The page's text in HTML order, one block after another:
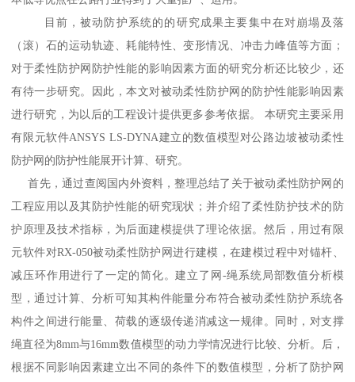
目前，被动防护系统的的研究成果主要集中在对崩塌及落
（滚）石的运动轨迹、耗能特性、变形情况、冲击力峰值等方面；
对于柔性防护网防护性能的影响因素方面的研究分析还比较少，还
有待一步研究。因此，本文对被动柔性防护网的防护性能影响因素
进行研究，为以后的工程设计提供更多参考依据。 本研究主要采用
有限元软件ANSYS LS-DYNA建立的数值模型对公路边坡被动柔性
防护网的防护性能展开计算、研究。
首先，通过查阅国内外资料，整理总结了关于被动柔性防护网的
工程应用以及其防护性能的研究现状；并介绍了柔性防护技术的防
护原理及技术指标，为后面建模提供了理论依据。然后，用过有限
元软件对RX-050被动柔性防护网进行建模，在建模过程中对锚杆、
减压环作用进行了一定的简化。建立了网-绳系统局部数值分析模
型，通过计算、分析可知其构件能量分布符合被动柔性防护系统各
构件之间进行能量、荷载的逐级传递消减这一规律。同时，对支撑
绳直径为8mm与16mm数值模型的动力学情况进行比较、分析。后，
根据不同影响因素建立出不同的条件下的数值模型，分析了防护网